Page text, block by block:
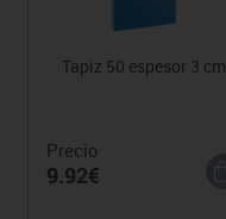
Tapiz 50 espesor 3 cm
Precio
9.92€